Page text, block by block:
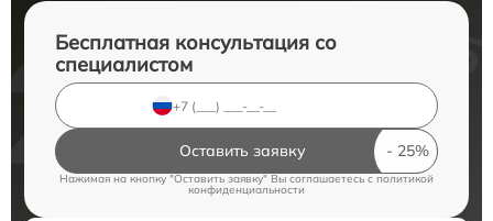
Бесплатная консультация со
специалистом
Оставить заявку
Нажимая на кнопку "Оставить заявку" Вы соглашаетесь cполитикой
конфиденциальности